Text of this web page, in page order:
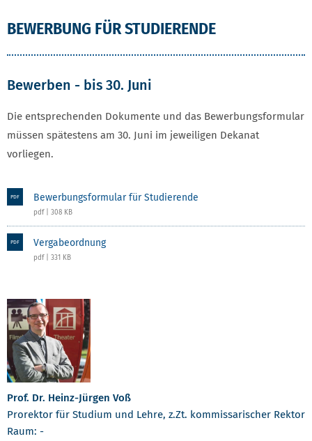
BEWERBUNG FÜR STUDIERENDE
Bewerben - bis 30. Juni
Die entsprechenden Dokumente und das Bewerbungsformular
müssen spätestens am 30. Juni im jeweiligen Dekanat
vorliegen.
PDF Bewerbungsformular für Studierende
pdf | 308 KB
PDF Vergabeordnung
pdf | 331 KB
Prof. Dr. Heinz-Jürgen Voß
Prorektor für Studium und Lehre, z.Zt. kommissarischer Rektor
Raum: -